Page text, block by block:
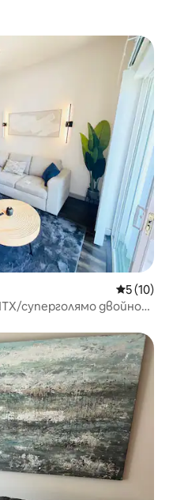
Средна
5 (10)
суперголямо двойно